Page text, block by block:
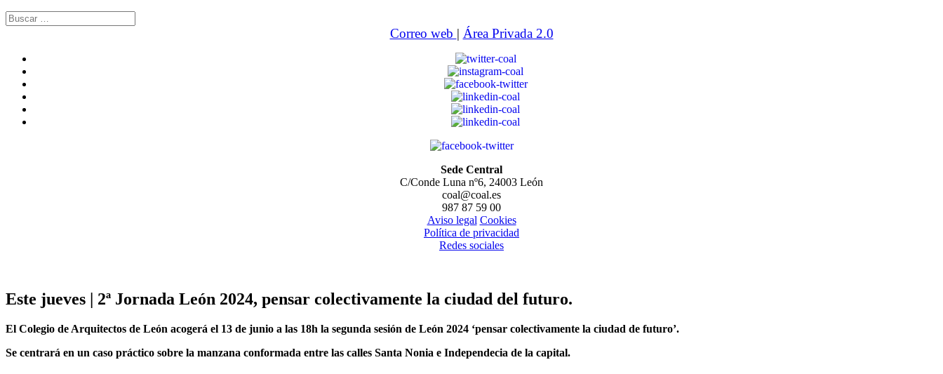
Buscar:
Correo web | Área Privada 2.0
Sede Central
C/Conde Luna nº6, 24003 León
coal@coal.es
987 87 59 00
Aviso legal Cookies
Política de privacidad
Redes sociales
Este jueves | 2ª Jornada León 2024, pensar colectivamente la ciudad del futuro.
El Colegio de Arquitectos de León acogerá el 13 de junio a las 18h la segunda sesión de León 2024 ‘pensar colectivamente la ciudad de futuro’.
Se centrará en un caso práctico sobre la manzana conformada entre las calles Santa Nonia e Independecia de la capital.